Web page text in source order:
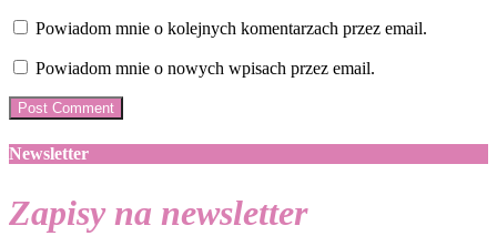
Powiadom mnie o kolejnych komentarzach przez email.
Powiadom mnie o nowych wpisach przez email.
Newsletter
Zapisy na newsletter